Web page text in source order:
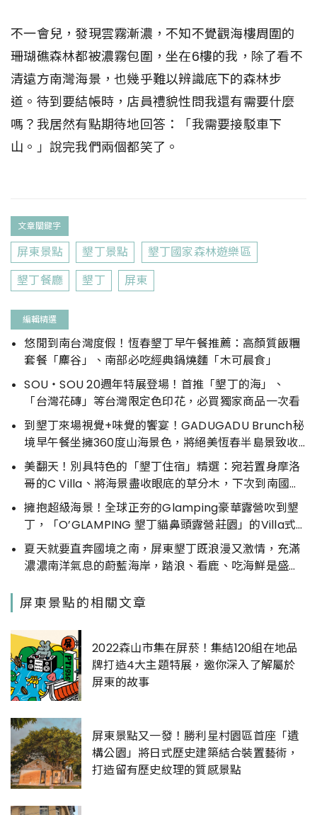
不一會兒，發現雲霧漸濃，不知不覺觀海樓周圍的
珊瑚礁森林都被濃霧包圍，坐在6樓的我，除了看不
清遠方南灣海景，也幾乎難以辨識底下的森林步
道。待到要結帳時，店員禮貌性問我還有需要什麼
嗎？我居然有點期待地回答：「我需要接駁車下
山。」說完我們兩個都笑了。
文章關鍵字
屏東景點 墾丁景點
墾丁國家森林遊樂區
墾丁餐廳
墾丁 屏東
編輯精選
悠閒到南台灣度假！恆春墾丁早午餐推薦：高顏質飯糰
套餐「麋谷」、南部必吃經典鍋燒麵「木可晨食」
SOU・SOU 20週年特展登場！首推「墾丁的海」、
「台灣花磚」等台灣限定色印花，必買獨家商品一次看
到墾丁來場視覺+味覺的饗宴！GADUGADU Brunch秘
境早午餐坐擁360度山海景色，將絕美恆春半島景致收
進眼底
美翻天！別具特色的「墾丁住宿」精選：宛若置身摩洛
哥的C Villa、將海景盡收眼底的草分木，下次到南國旅
遊就住這！
擁抱超級海景！全球正夯的Glamping豪華露營吹到墾
丁，「O’GLAMPING 墾丁貓鼻頭露營莊園」的Villa式
露營超奢華
夏天就要直奔國境之南，屏東墾丁既浪漫又激情，充滿
濃濃南洋氣息的蔚藍海岸，踏浪、看鹿、吃海鮮是盛夏
屏東景點的相關文章
2022森山市集在屏菸！集結120組在地品
牌打造4大主題特展，邀你深入了解屬於
屏東的故事
屏東景點又一發！勝利星村園區首座「遺
構公園」將日式歷史建築結合裝置藝術，
打造留有歷史紋理的質感景點